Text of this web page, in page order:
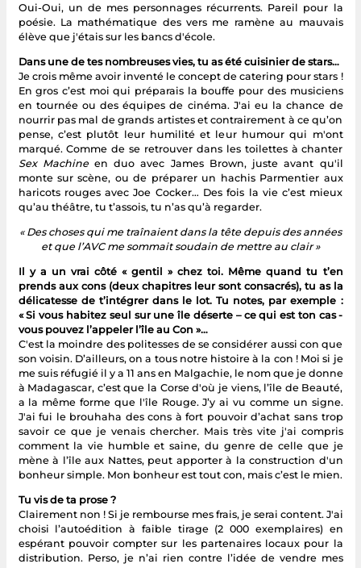
Oui-Oui, un de mes personnages récurrents. Pareil pour la
poésie. La mathématique des vers me ramène au mauvais
élève que j'étais sur les bancs d'école.
Dans une de tes nombreuses vies, tu as été cuisinier de stars…
Je crois même avoir inventé le concept de catering pour stars !
En gros c’est moi qui préparais la bouffe pour des musiciens
en tournée ou des équipes de cinéma. J'ai eu la chance de
nourrir pas mal de grands artistes et contrairement à ce qu’on
pense, c’est plutôt leur humilité et leur humour qui m'ont
marqué. Comme de se retrouver dans les toilettes à chanter
Sex Machineen duo avec James Brown, juste avant qu'il
monte sur scène, ou de préparer un hachis Parmentier aux
haricots rouges avec Joe Cocker… Des fois la vie c’est mieux
qu’au théâtre, tu t’assois, tu n’as qu’à regarder.
« Des choses qui me traînaient dans la tête depuis des années
et que l’AVC me sommait soudain de mettre au clair »
Il y a un vrai côté « gentil » chez toi. Même quand tu t’en
prends aux cons (deux chapitres leur sont consacrés), tu as la
délicatesse de t’intégrer dans le lot. Tu notes, par exemple :
« Si vous habitez seul sur une île déserte – ce qui est ton cas -
vous pouvez l’appeler l’île au Con »…
C'est la moindre des politesses de se considérer aussi con que
son voisin. D’ailleurs, on a tous notre histoire à la con ! Moi si je
me suis réfugié il y a 11 ans en Malgachie, le nom que je donne
à Madagascar, c’est que la Corse d'où je viens, l’île de Beauté,
a la même forme que l'île Rouge. J’y ai vu comme un signe.
J'ai fui le brouhaha des cons à fort pouvoir d’achat sans trop
savoir ce que je venais chercher. Mais très vite j'ai compris
comment la vie humble et saine, du genre de celle que je
mène à l’île aux Nattes, peut apporter à la construction d'un
bonheur simple. Mon bonheur est tout con, mais c’est le mien.
Tu vis de ta prose ?
Clairement non ! Si je rembourse mes frais, je serai content. J'ai
choisi l’autoédition à faible tirage (2 000 exemplaires) en
espérant pouvoir compter sur les partenaires locaux pour la
distribution. Perso, je n’ai rien contre l’idée de vendre mes